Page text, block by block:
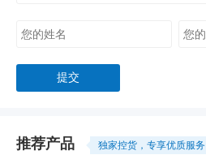
推荐产品 独家控货，专享优质服务